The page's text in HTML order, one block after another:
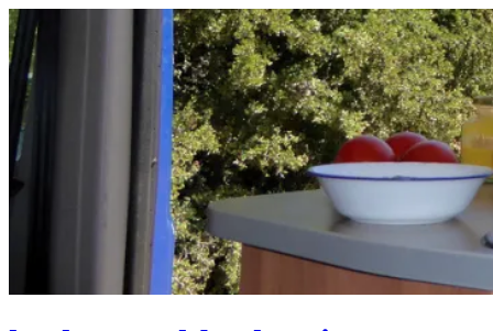
Zum
Inhalt
springen